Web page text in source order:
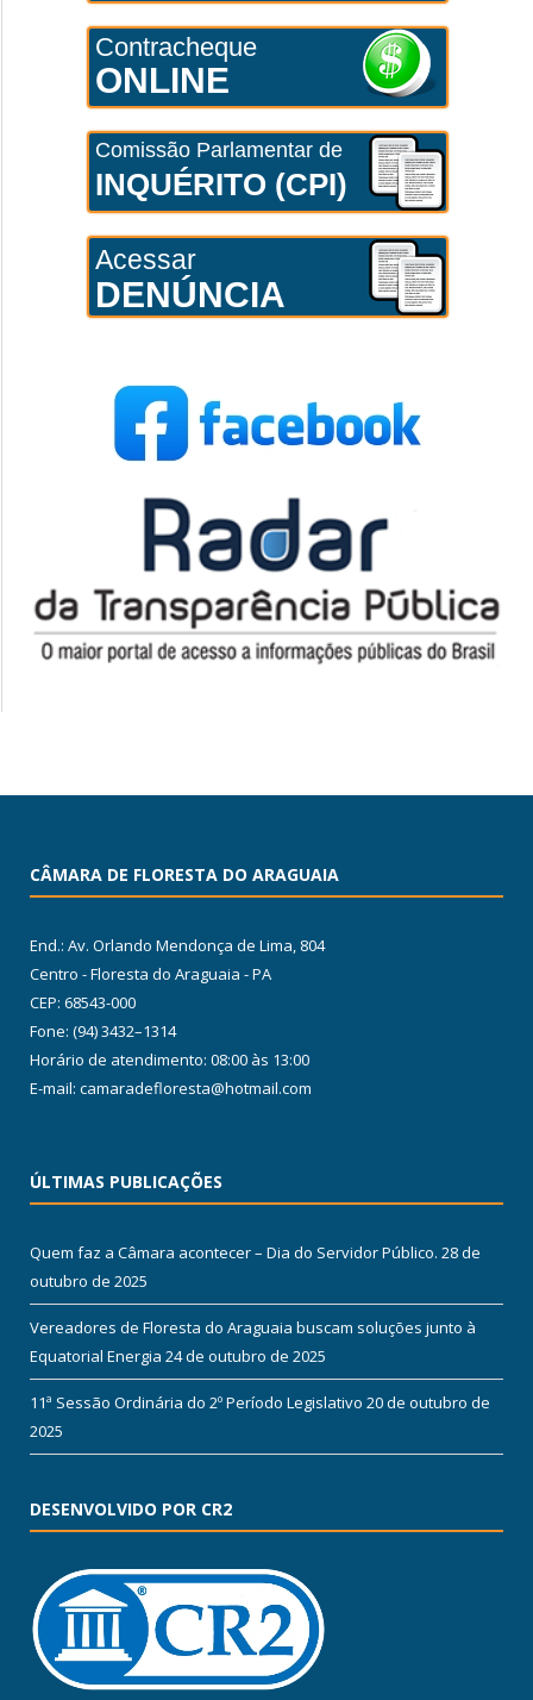
Contracheque
ONLINE
Comissão Parlamentar de
INQUÉRITO (CPI)
Acessar
DENÚNCIA
CÂMARA DE FLORESTA DO ARAGUAIA
End.: Av. Orlando Mendonça de Lima, 804
Centro - Floresta do Araguaia - PA
CEP: 68543-000
Fone: (94) 3432–1314
Horário de atendimento: 08:00 às 13:00
E-mail: camaradefloresta@hotmail.com
ÚLTIMAS PUBLICAÇÕES
Quem faz a Câmara acontecer – Dia do Servidor Público. 28 de
outubro de 2025
Vereadores de Floresta do Araguaia buscam soluções junto à
Equatorial Energia 24 de outubro de 2025
11ª Sessão Ordinária do 2º Período Legislativo 20 de outubro de
2025
DESENVOLVIDO POR CR2